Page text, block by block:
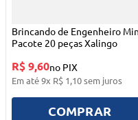
Brincando de Engenheiro
Pacote 20 peças Xalingo
R$ 9,60no PIX
Em até9x R$ 1,10sem juros
COMPRAR